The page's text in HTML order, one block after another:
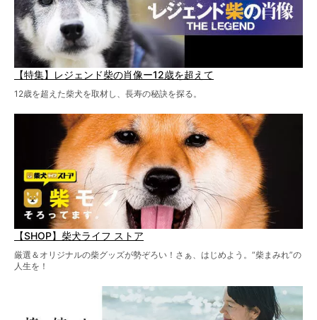
【特集】レジェンド柴の肖像ー12歳を超えて
12歳を超えた柴犬を取材し、長寿の秘訣を探る。
【SHOP】柴犬ライフ ストア
厳選＆オリジナルの柴グッズが勢ぞろい！さぁ、はじめよう。“柴まみれ”の
人生を！